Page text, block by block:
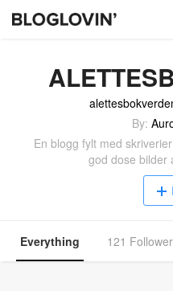
By:
En blogg fylt med
god dose bilder
Everything 121